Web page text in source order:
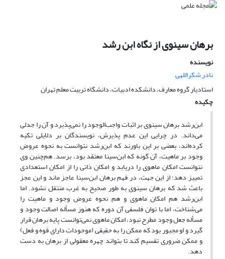
برهان سینوی از نگاه ابن رشد
نویسنده
نادر شکراللهی
استادیار گروه معارف، دانشکده ادبیات، دانشگاه تربیت معلم تهران
چکیده
ابن‌رشد برهان سینوی بر اثبات واجب‌الوجود را نمی‌پذیرد و آن را جدلی
‌می‌داند. در چرایی این عدم پذیرش، نویسندگان بر دلایلی تکیه
کرده‌اند، بعضی بر این باورند که ابن‌رشد نتوانست به نحوه‌ عروض
وجود بر ماهیت، آن گونه که ابن‌سینا معتقد بود، برسد. هم‌چنین وی
نتوانست امکان ماهوی را دریابد و امکان ذاتی را از امکان استعدادی
تمییز دهد؛ از این جهت، در فهم برهان ابن‌سینا عاجز ماند و این عجز
باعث شد که برهان سینوی به طور صحیح به غرب منتقل نشود. اما
ابن‌رشد هم امکان ماهوی و هم نحوه‌ عروض وجود و ماهیت را
می‌شناخت، اما با توان فلسفی آن دوره که هنوز مسأله اصالت وجود و
مسأله جعل وجود مطرح نبود، امکان ماهوی نمی‌توانست پایه برهان قرار
گیرد و او مجبور بود که ممکن را به حقیقی (موجودات دارای قوه و فعل)
و ممکن ضروری تقسیم کند تا بتواند چهره معقولی از برهان به دست
دهد.